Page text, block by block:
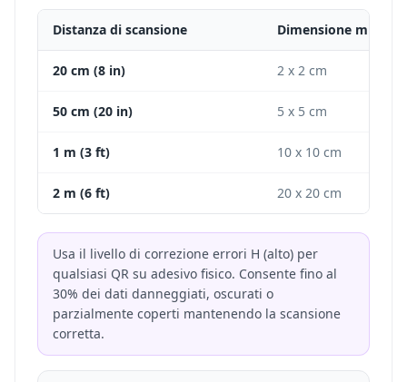
Distanza di scansione Dimensione minima
20 cm (8 in) 2 x 2 cm
50 cm (20 in) 5 x 5 cm
1 m (3 ft) 10 x 10 cm
2 m (6 ft) 20 x 20 cm
Usa il livello di correzione errori H (alto) per
qualsiasi QR su adesivo fisico. Consente fino al
30% dei dati danneggiati, oscurati o
parzialmente coperti mantenendo la scansione
corretta.